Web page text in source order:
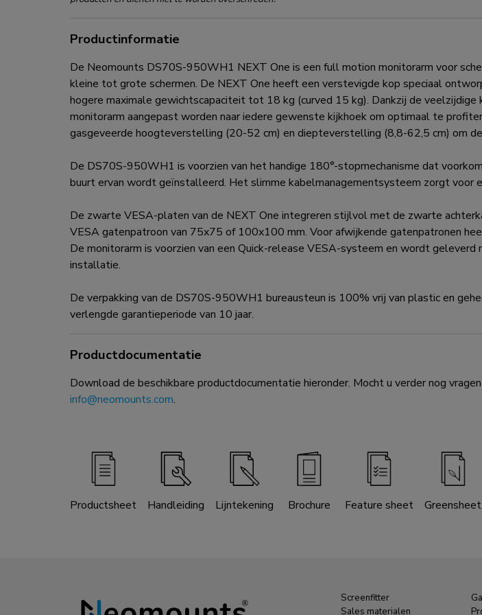
Productinformatie
De Neomounts DS70S-950WH1 NEXT One is een full motion monitorarm voor
kleine tot grote schermen. De NEXT One heeft een verstevigde kop speciaal
hogere maximale gewichtscapaciteit tot 18 kg (curved 15 kg). Dankzij de
monitorarm aangepast worden naar iedere gewenste kijkhoek om optimaal te
gasgeveerde hoogteverstelling (20-52 cm) en diepteverstelling (8,8-62,5 cm) om
De DS70S-950WH1 is voorzien van het handige 180°-stopmechanisme dat
buurt ervan wordt geïnstalleerd. Het slimme kabelmanagementsysteem zorgt voor
De zwarte VESA-platen van de NEXT One integreren stijlvol met de zwarte
VESA gatenpatroon van 75x75 of 100x100 mm. Voor afwijkende gatenpatronen
De monitorarm is voorzien van een Quick-release VESA-systeem en wordt
installatie.
De verpakking van de DS70S-950WH1 bureausteun is 100% vrij van plastic en
verlengde garantieperiode van 10 jaar.
Productdocumentatie
Download de beschikbare productdocumentatie hieronder. Mocht u verder nog
info@neomounts.com.
Productsheet Handleiding Lijntekening Brochure Feature sheet Greensheet
Screenfitter
Sales materialen